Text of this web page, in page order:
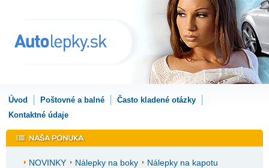
Úvod Poštovné a balné
Často kladené otázky
Kontaktné údaje
NOVINKY Nálepky na boky
Nálepky na kapotu